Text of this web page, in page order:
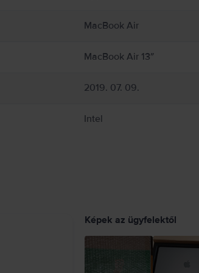
mezőket kibocsátó alkatrészeket és antennákat
MacBook Air
MacBook Air 13″
2019. 07. 09.
Intel
Képek az ügyfelektől